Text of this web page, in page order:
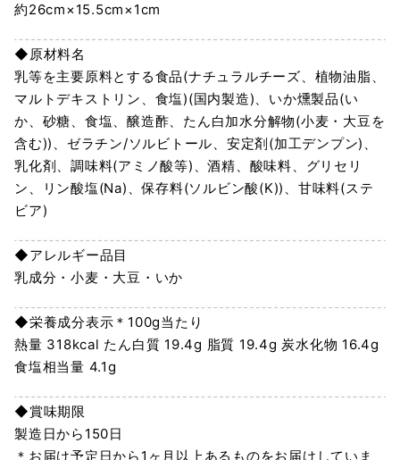
約26cm×15.5cm×1cm
◆原材料名
乳等を主要原料とする食品(ナチュラルチーズ、植物油脂、
マルトデキストリン、食塩)(国内製造)、いか燻製品(い
か、砂糖、食塩、醸造酢、たん白加水分解物(小麦・大豆を
含む))、ゼラチン/ソルビトール、安定剤(加工デンプン)、
乳化剤、調味料(アミノ酸等)、酒精、酸味料、グリセリ
ン、リン酸塩(Na)、保存料(ソルビン酸(K))、甘味料(ステ
ビア)
◆アレルギー品目
乳成分・小麦・大豆・いか
◆栄養成分表示＊100g当たり
熱量 318kcal たん白質 19.4g 脂質 19.4g 炭水化物 16.4g
食塩相当量 4.1g
◆賞味期限
製造日から150日
＊お届け予定日から1ヶ月以上あるものをお届けしていま